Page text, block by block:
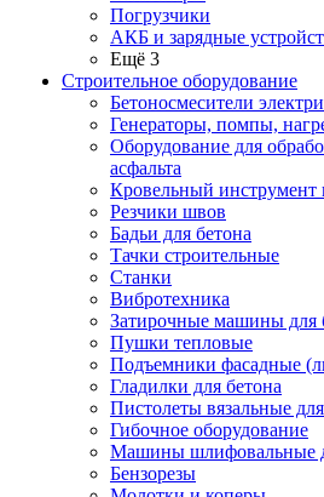
Погрузчики
АКБ и зарядные
Ещё 3
Строительное оборудование
Бетоносмесители
Генераторы, помпы,
Оборудование для
асфальта
Кровельный инструмент
Резчики швов
Бадьи для бетона
Тачки строительные
Станки
Вибротехника
Затирочные машины для
Пушки тепловые
Подъемники фасадные
Гладилки для бетона
Пистолеты вязальные
Гибочное оборудование
Машины шлифовальные
Бензорезы